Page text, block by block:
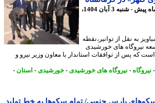
9 ماه پیش - شنبه 3 آبان 1404،
نقل از توانیر،نقطه
های خورشیدی
از توافقات استاندار با معاون وزیر نیرو و
-نیروگاه های خورشیدی-خورشیدی-استان-
پارس جنوبی/ تمام سکوها به خط تولید